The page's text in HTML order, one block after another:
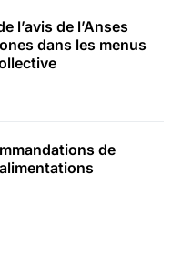
l’avis de l’Anses
dans les menus
de
alimentations